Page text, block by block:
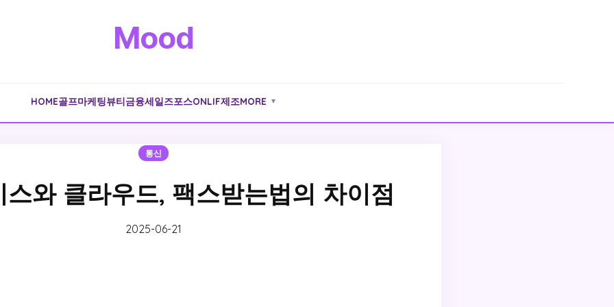
Mood
HOME골프마케팅뷰티금융세일즈포스ONLIF제조MORE ▼
통신
와 클라우드, 팩스받는법의 차이점
2025-06-21